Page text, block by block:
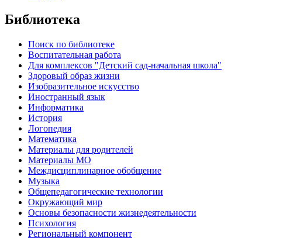
Библиотека
Поиск по библиотеке
Воспитательная работа
Для комплексов "Детский сад-начальная школа"
Здоровый образ жизни
Изобразительное искусство
Иностранный язык
Информатика
История
Логопедия
Математика
Материалы для родителей
Материалы МО
Междисциплинарное обобщение
Музыка
Общепедагогические технологии
Окружающий мир
Основы безопасности жизнедеятельности
Психология
Региональный компонент